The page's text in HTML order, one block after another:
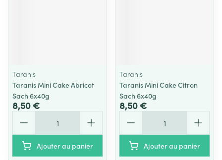
Taranis
Taranis Mini Cake Abricot
Sach 6x40g
8,50 €
Ajouter au panier
Taranis
Taranis Mini Cake Citron
Sach 6x40g
8,50 €
Ajouter au panier